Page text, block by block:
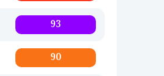
93
90